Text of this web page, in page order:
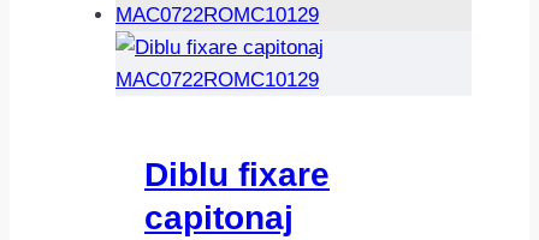
Diblu fixare
capitonaj